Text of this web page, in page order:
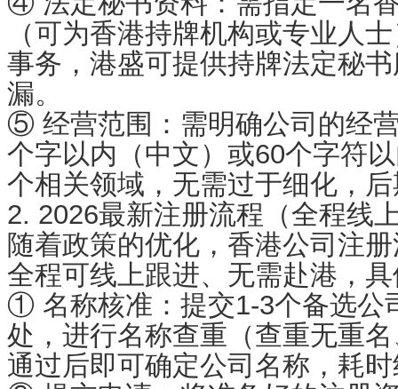
（可为香港持牌机构或专业人
事务，港盛可提供持牌法定秘
漏。
⑤ 经营范围：需明确公司的经
个字以内（中文）或60个字符
个相关领域，无需过于细化，
2. 2026最新注册流程（全程线
随着政策的优化，香港公司注
全程可线上跟进、无需赴港，
① 名称核准：提交1-3个备选公
处，进行名称查重（查重无重
通过后即可确定公司名称，耗